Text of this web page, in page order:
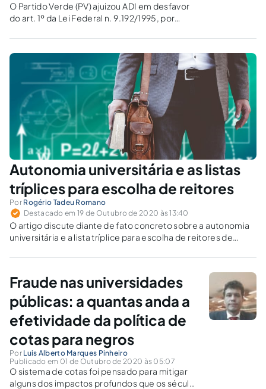
O Partido Verde (PV) ajuizou ADI em desfavor
do art. 1º da Lei Federal n. 9.192/1995, por
ao instituto constitucional da autonomia
universitária.
Autonomia universitária e as listas
tríplices para escolha de reitores
Por Rogério Tadeu Romano
Destacado em 19 de Outubro de 2020 às 13:40
O artigo discute diante de fato concreto sobre a autonomia
universitária e a lista tríplice para escolha de reitores de
Fraude nas universidades
públicas: a quantas anda a
efetividade da política de
cotas para negros
Por Luis Alberto Marques Pinheiro
Publicado em 01 de Outubro de 2020 às 05:07
O sistema de cotas foi pensado para mitigar
alguns dos impactos profundos que os séculos